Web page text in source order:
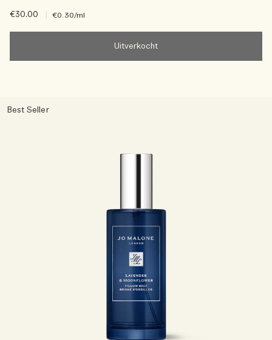
€30.00 €0.30/ml
Uitverkocht
Best Seller